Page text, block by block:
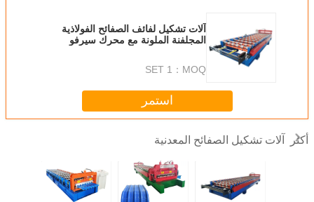
آلات تشكيل لفائف الصفائح الفولاذية
المجلفنة الملونة مع محرك سيرفو
MOQ：
1 SET
استمر
أكثر آلات تشكيل الصفائح المعدنية